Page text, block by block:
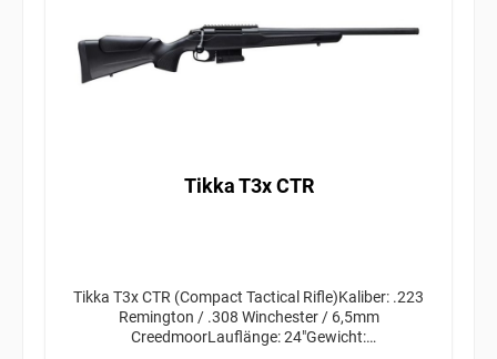
Tikka T3x CTR
Tikka T3x CTR (Compact Tactical Rifle)Kaliber: .223
Remington / .308 Winchester / 6,5mm
CreedmoorLauflänge: 24"Gewicht: